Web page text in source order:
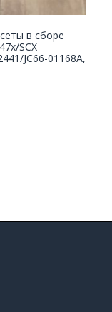
в сборе
SCX-
JC66-01168A,